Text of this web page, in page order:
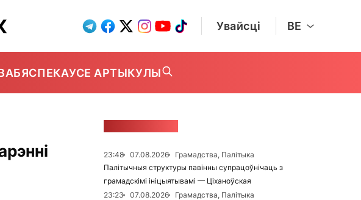
Увайсці BE
БЯСПЕКАУСЕ АРТЫКУЛЫ
23:48 07.08.2026
Грамадства, Палітыка
Палітычныя структуры павінны супрацоўнічаць з
грамадскімі ініцыятывамі — Ціханоўская
23:23
07.08.2026
Грамадства, Палітыка